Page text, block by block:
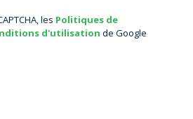
les Politiques de
d'utilisation de Google